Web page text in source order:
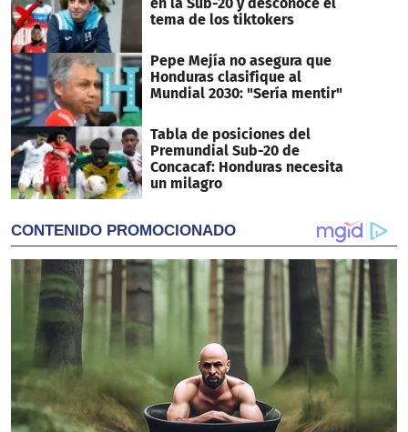
tema de los tiktokers
Pepe Mejía no asegura que
Honduras clasifique al
Mundial 2030: "Sería mentir"
Tabla de posiciones del
Premundial Sub-20 de
Concacaf: Honduras necesita
un milagro